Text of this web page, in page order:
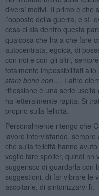
diversi motivi. Il primo è che
l’opposto della guerra, e sì,
cosa ci sia dentro questa
qualcosa che ha a che fare
autocentrata, egoica, di
con noi e con gli altri,
totalmente impossibilitati
stare bene con…
. L’altro
riflessione è una serie
ha letteralmente rapita. Si
proprio sulla felicità.
Personalmente ritengo che
lavoro intervistando,
che sulla felicità hanno
voglio fare spoiler, quindi nn
suggerisco di guardarla con
suggestioni, di far vibrare le
ascoltarle, di sintonizzarvi lì.